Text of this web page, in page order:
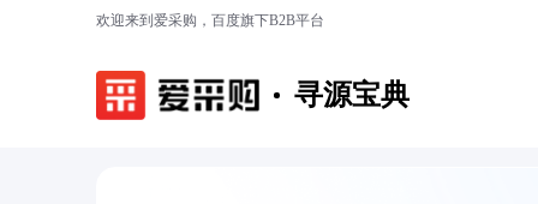
欢迎来到爱采购，百度旗下B2B平台
寻源宝典